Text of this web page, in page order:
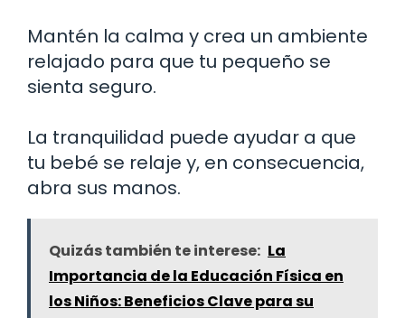
Mantén la calma y crea un ambiente
relajado para que tu pequeño se
sienta seguro.
La tranquilidad puede ayudar a que
tu bebé se relaje y, en consecuencia,
abra sus manos.
Quizás también te interese: La
Importancia de la Educación Física en
los Niños: Beneficios Clave para su